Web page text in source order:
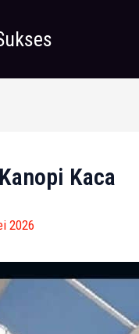
Kaca
2026